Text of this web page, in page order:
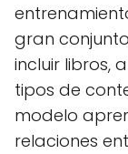
gran
incluir libros,
tipos de
modelo
relaciones